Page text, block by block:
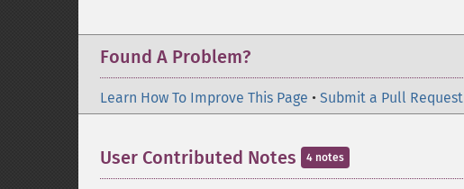
Found A Problem?
Learn How To Improve This Page • Submit a Pull Request
User Contributed Notes 4 notes